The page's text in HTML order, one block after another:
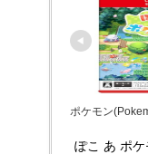
ポケモン
ぽこ あ ポ